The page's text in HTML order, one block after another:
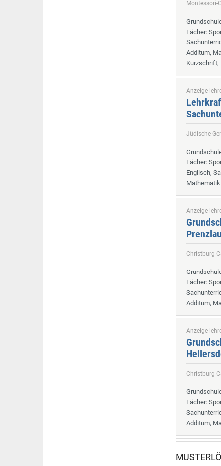
Montessori-
Fächer:
Additum,
Kurzschrift,
Anzeige
Jüdische
Fächer:
Englisch,
Anzeige
Christburg
Fächer:
Additum,
Anzeige
Christburg
Fächer:
Additum,